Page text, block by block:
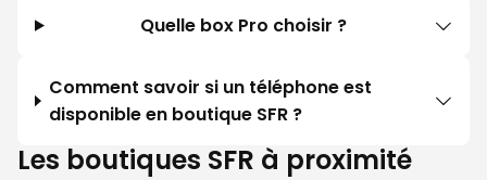
Quelle box Pro choisir ?
Comment savoir si un téléphone est
disponible en boutique SFR ?
Les boutiques SFR à proximité